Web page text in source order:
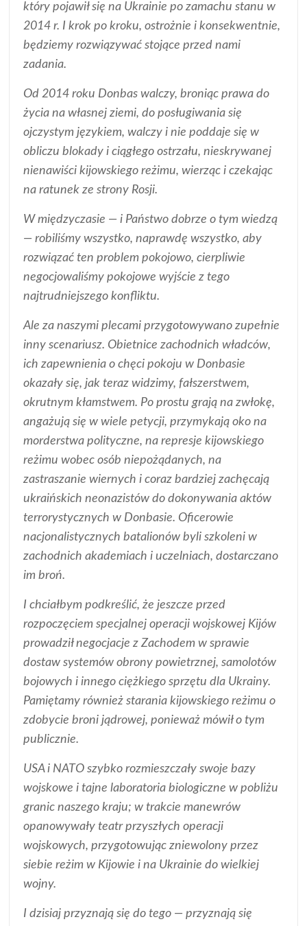
który pojawił się na Ukrainie po zamachu stanu w
2014 r. I krok po kroku, ostrożnie i konsekwentnie,
będziemy rozwiązywać stojące przed nami
zadania.
Od 2014 roku Donbas walczy, broniąc prawa do
życia na własnej ziemi, do posługiwania się
ojczystym językiem, walczy i nie poddaje się w
obliczu blokady i ciągłego ostrzału, nieskrywanej
nienawiści kijowskiego reżimu, wierząc i czekając
na ratunek ze strony Rosji.
W międzyczasie — i Państwo dobrze o tym wiedzą
— robiliśmy wszystko, naprawdę wszystko, aby
rozwiązać ten problem pokojowo, cierpliwie
negocjowaliśmy pokojowe wyjście z tego
najtrudniejszego konfliktu.
Ale za naszymi plecami przygotowywano zupełnie
inny scenariusz. Obietnice zachodnich władców,
ich zapewnienia o chęci pokoju w Donbasie
okazały się, jak teraz widzimy, fałszerstwem,
okrutnym kłamstwem. Po prostu grają na zwłokę,
angażują się w wiele petycji, przymykają oko na
morderstwa polityczne, na represje kijowskiego
reżimu wobec osób niepożądanych, na
zastraszanie wiernych i coraz bardziej zachęcają
ukraińskich neonazistów do dokonywania aktów
terrorystycznych w Donbasie. Oficerowie
nacjonalistycznych batalionów byli szkoleni w
zachodnich akademiach i uczelniach, dostarczano
im broń.
I chciałbym podkreślić, że jeszcze przed
rozpoczęciem specjalnej operacji wojskowej Kijów
prowadził negocjacje z Zachodem w sprawie
dostaw systemów obrony powietrznej, samolotów
bojowych i innego ciężkiego sprzętu dla Ukrainy.
Pamiętamy również starania kijowskiego reżimu o
zdobycie broni jądrowej, ponieważ mówił o tym
publicznie.
USA i NATO szybko rozmieszczały swoje bazy
wojskowe i tajne laboratoria biologiczne w pobliżu
granic naszego kraju; w trakcie manewrów
opanowywały teatr przyszłych operacji
wojskowych, przygotowując zniewolony przez
siebie reżim w Kijowie i na Ukrainie do wielkiej
wojny.
I dzisiaj przyznają się do tego — przyznają się